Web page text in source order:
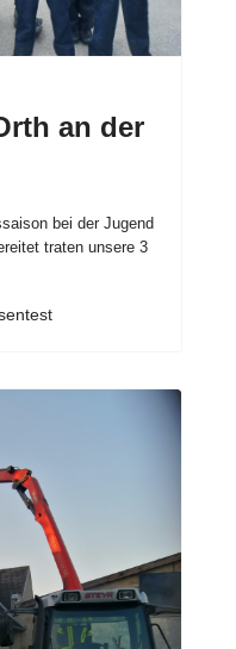
an der
bei der Jugend
traten unsere 3